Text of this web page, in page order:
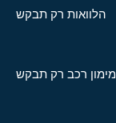
הלוואות רק תבקש
מימון רכב רק תבקש